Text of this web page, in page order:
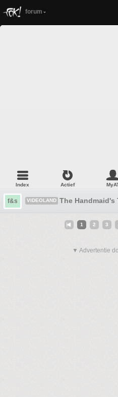
forum
Index Actief
f&s VIDEOLAND The Handmaid's
1 2 3
▼ Advertentie